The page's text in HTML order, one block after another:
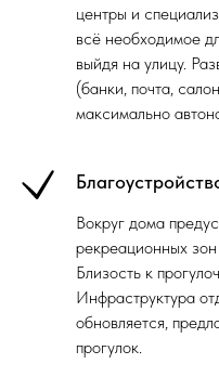
центры и
всё необходимое
выйдя на улицу.
(банки, почта,
максимально
Вокруг дома
рекреационных
Близость к
Инфраструктура
обновляется,
прогулок.